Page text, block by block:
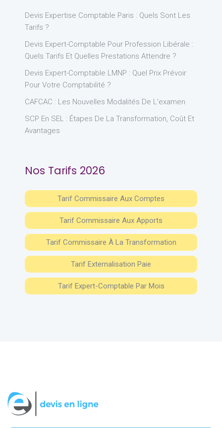
Devis Expertise Comptable Paris : Quels Sont Les
Tarifs ?
Devis Expert-Comptable Pour Profession Libérale :
Quels Tarifs Et Quelles Prestations Attendre ?
Devis Expert-Comptable LMNP : Quel Prix Prévoir
Pour Votre Comptabilité ?
CAFCAC : Les Nouvelles Modalités De L’examen
SCP En SEL : Étapes De La Transformation, Coût Et
Avantages
Nos Tarifs 2026
Tarif Commissaire Aux Comptes
Tarif Commissaire Aux Apports
Tarif Commissaire À La Transformation
Tarif Externalisation Paie
Tarif Expert-Comptable Par Mois